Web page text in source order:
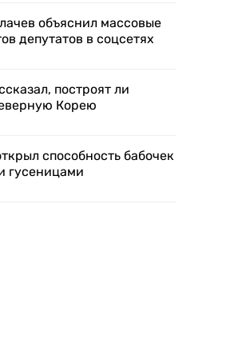
объяснил массовые
депутатов в соцсетях
построят ли
Корею
способность бабочек
гусеницами